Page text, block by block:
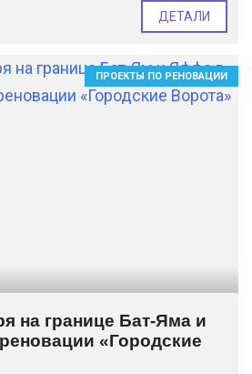
ДЕТАЛИ
ПРОЕКТЫ ПО РЕНОВАЦИИ
на границе Бат-Яма и
«Городские